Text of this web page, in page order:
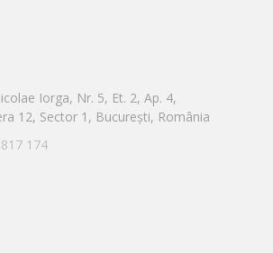
Iorga, Nr. 5, Et. 2, Ap. 4,
12, Sector 1, București, România
174